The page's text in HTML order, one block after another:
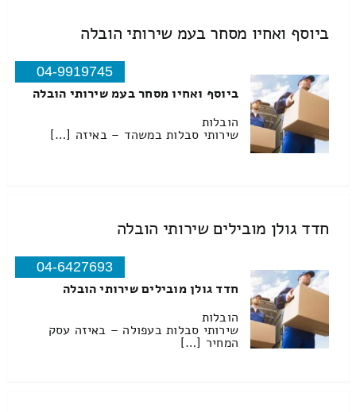
ביוסף ואחיו מסחר בעמ שירותי הובלה
04-9919745
ביוסף ואחיו מסחר בעמ שירותי הובלה
הובלות
שירותי סבלות במשהד – באיזה […]
חדד גולן מובילים שירותי הובלה
04-6427693
חדד גולן מובילים שירותי הובלה
הובלות
שירותי סבלות בעפולה – באיזה עסק
המחיר […]